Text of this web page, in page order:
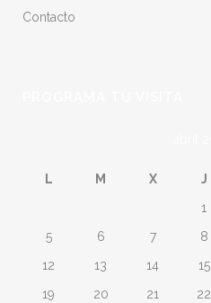
Contacto
L M X J
1
5
6 7 8
12
13 14 15
19
20 21 22